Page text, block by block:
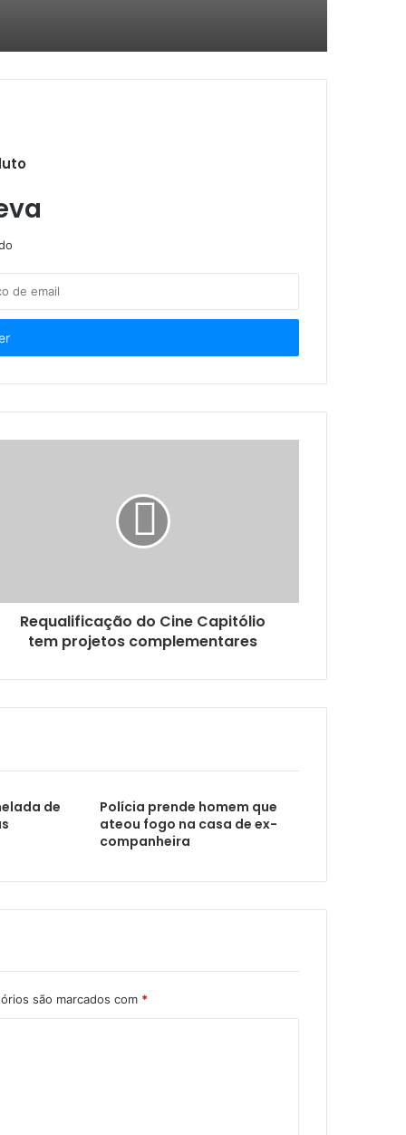
são cumpridos
Requalificação do Cine Capitólio
tem projetos complementares
de
Polícia prende homem que
ateou fogo na casa de ex-
companheira
são marcados com *